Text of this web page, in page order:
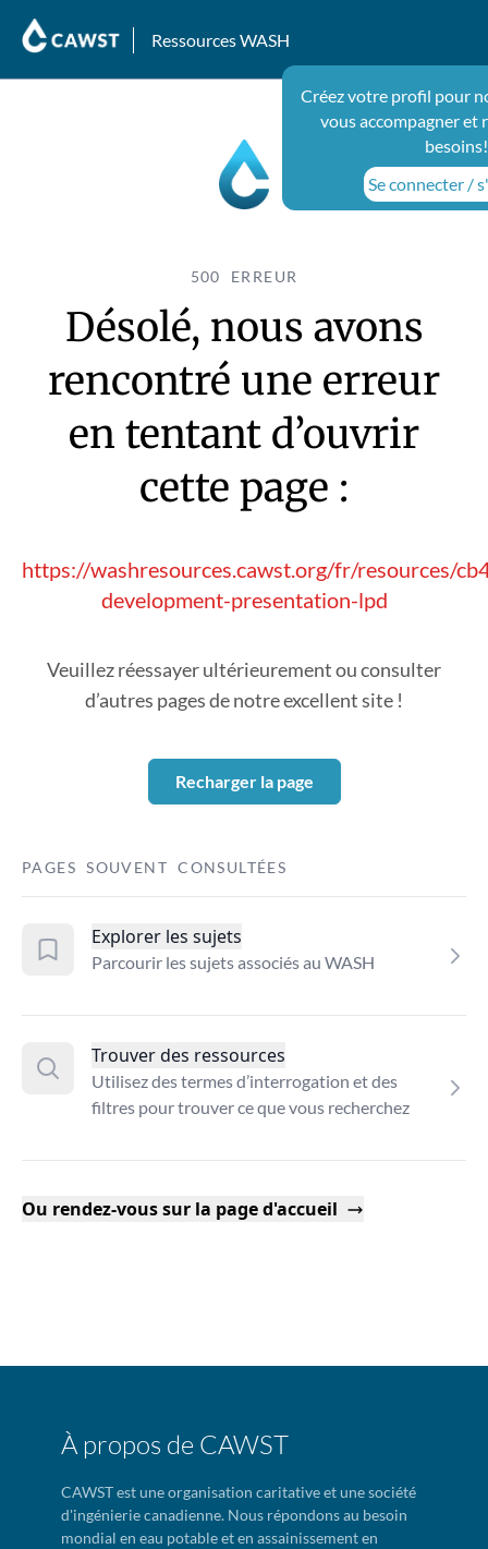
Ressources WASH
Créez votre profil pour
vous accompagner et
besoins!
Se connecter /
500 ERREUR
Désolé, nous avons
rencontré une erreur
en tentant d’ouvrir
cette page :
https://washresources.cawst.org/fr/resources/
development-presentation-lpd
Veuillez réessayer ultérieurement ou consulter
d’autres pages de notre excellent site !
Recharger la page
PAGES SOUVENT CONSULTÉES
Explorer les sujets
Parcourir les sujets associés au WASH
Trouver des ressources
Utilisez des termes d’interrogation et des
filtres pour trouver ce que vous recherchez
Ou rendez-vous sur la page d'accueil
À propos de CAWST
CAWST est une organisation caritative et une société
d'ingénierie canadienne. Nous répondons au besoin
mondial en eau potable et en assainissement en